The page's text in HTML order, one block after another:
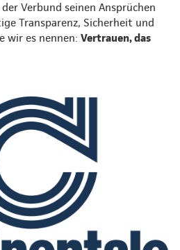
Verbund seinen Ansprüchen
Transparenz, Sicherheit und
wir es nennen: Vertrauen, das